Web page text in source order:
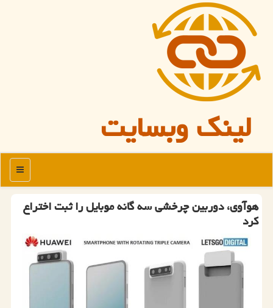
لینک وبسایت
منو
هوآوی، دوربین چرخشی سه گانه موبایل را ثبت اختراع
كرد